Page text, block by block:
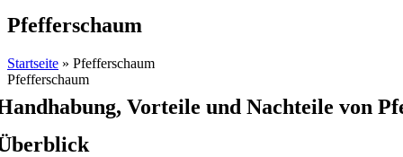
Pfefferschaum
Startseite » Pfefferschaum
Pfefferschaum
Vorteile und Nachteile von